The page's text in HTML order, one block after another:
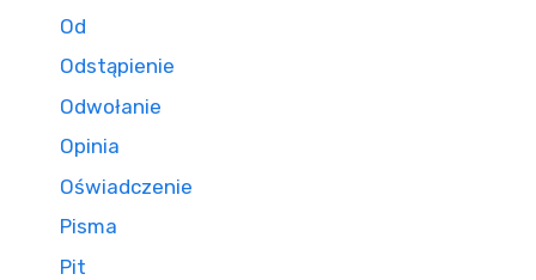
Od
Odstąpienie
Odwołanie
Opinia
Oświadczenie
Pisma
Pit